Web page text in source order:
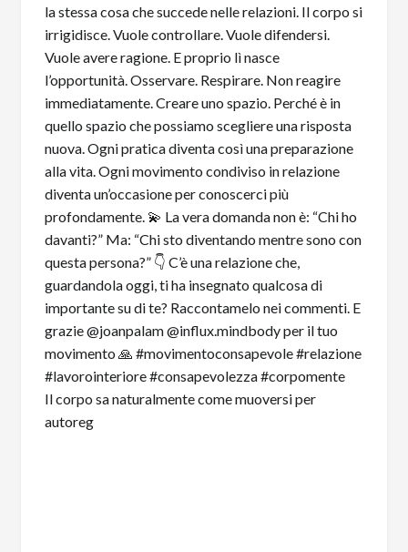
Il corpo sa naturalmente come muoversi per
autoreg